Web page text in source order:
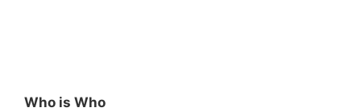
Who is Who